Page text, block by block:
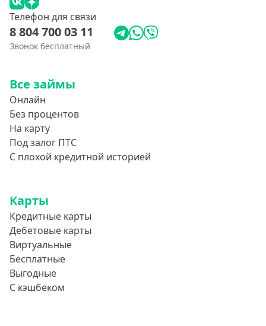
650000 руб
700000 руб
750000 руб
850000 руб
900000 руб
950000 руб
Целевые
Строительство дома
Газификацию
Лечение
Стоматология
Неотложные нужды
Образование
Телефон для связи
8 804 700 03 11
Звонок бесплатный
Все займы
Онлайн
Без процентов
На карту
Под залог ПТС
С плохой кредитной историей
Карты
Кредитные карты
Дебетовые карты
Виртуальные
Бесплатные
Выгодные
С кэшбеком